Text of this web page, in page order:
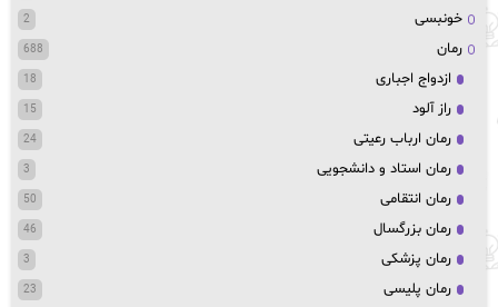
خونبسی 2
رمان 688
ازدواج اجباری 18
راز آلود 15
رمان ارباب رعیتی 24
رمان استاد و دانشجویی 3
رمان انتقامی 50
رمان بزرگسال 46
رمان پزشکی 3
رمان پلیسی 23